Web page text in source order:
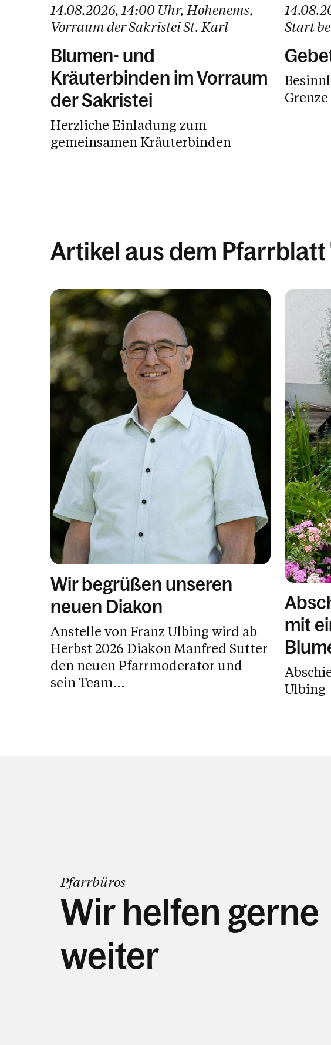
14.08.2026, 14:00 Uhr, Hohenems,
Vorraum der Sakristei St. Karl
Blumen- und
Kräuterbinden im Vorraum
der Sakristei
Herzliche Einladung zum
gemeinsamen Kräuterbinden
Start
Grenze
Artikel aus dem
Wir begrüßen unseren
neuen Diakon
Anstelle von Franz Ulbing wird ab
Herbst 2026 Diakon Manfred Sutter
den neuen Pfarrmoderator und
sein Team...
mit
Ulbing
Pfarrbüros
Wir helfen gerne
weiter